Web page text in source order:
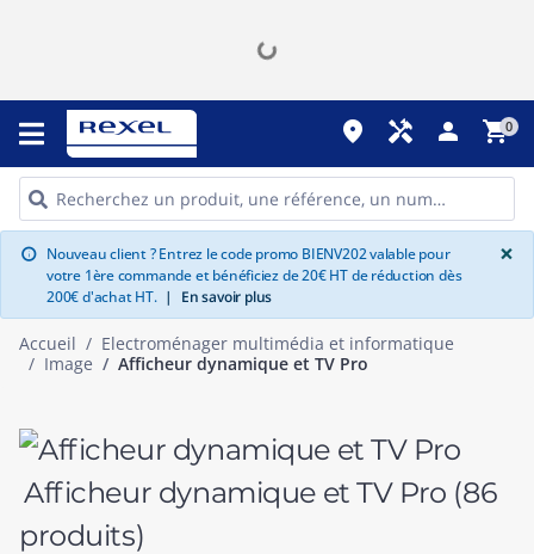
place handyman person shopping_cart0
info Nouveau client ? Entrez le code promo BIENV202 valable pour
votre 1ère commande et bénéficiez de 20€ HT de réduction dès
200€ d'achat HT. | En savoir plus
×
Accueil
Electroménager multimédia et informatique
Image
Afficheur dynamique et TV Pro
Afficheur dynamique et TV Pro (86
produits)